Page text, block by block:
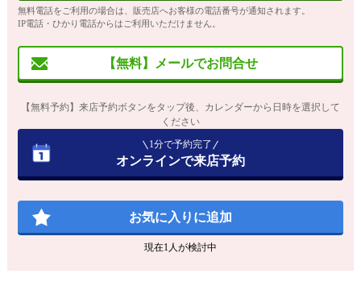
無料電話をご利用の場合は、販売店へお客様の電話番号が通知されます。
IP電話・ひかり電話からはご利用いただけません。
【無料】メールでお問合せ
【無料予約】来店予約ボタンをタップ後、カレンダーから日時を選択して
ください
1分で予約完了
オンラインで来店予約
お気に入りに追加
現在1人が検討中